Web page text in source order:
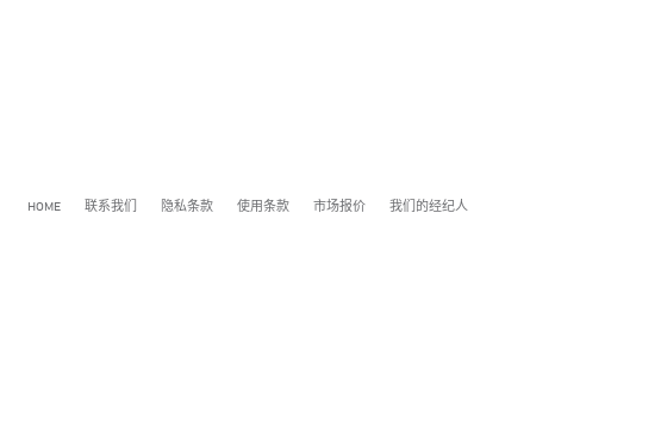
HOME 联系我们 隐私条款 使用条款 市场报价 我们的经纪人